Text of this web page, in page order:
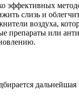
эффективных
слизь и
воздуха,
препараты или